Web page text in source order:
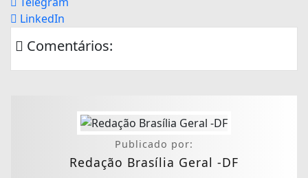
LinkedIn
Comentários:
Publicado por:
Redação Brasília Geral -DF